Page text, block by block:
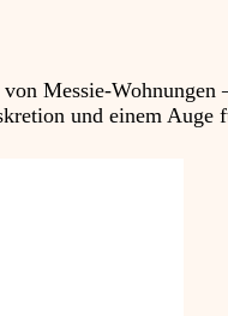
Messie-
und einem Auge